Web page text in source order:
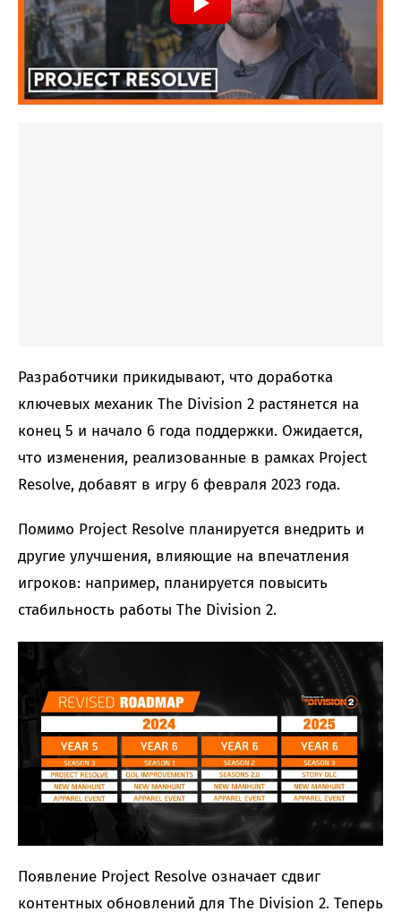
Разработчики прикидывают, что доработка
ключевых механик The Division 2 растянется на
конец 5 и начало 6 года поддержки. Ожидается,
что изменения, реализованные в рамках Project
Resolve, добавят в игру 6 февраля 2023 года.
Помимо Project Resolve планируется внедрить и
другие улучшения, влияющие на впечатления
игроков: например, планируется повысить
стабильность работы The Division 2.
Появление Project Resolve означает сдвиг
контентных обновлений для The Division 2. Теперь